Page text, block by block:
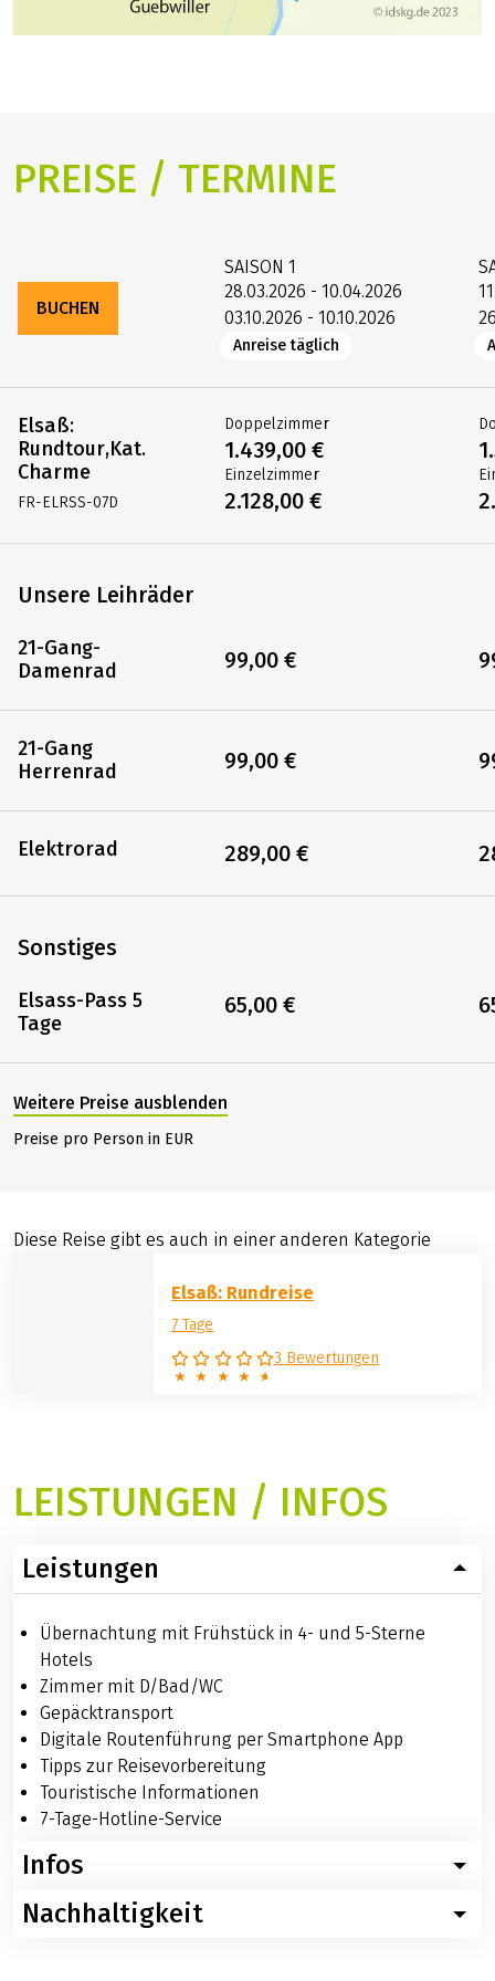
PREISE / TERMINE
BUCHEN
Elsaß:
Rundtour,Kat.
Charme
FR-ELRSS-07D
Unsere Leihräder
21-Gang-
Damenrad
21-Gang
Herrenrad
Elektrorad
Sonstiges
Elsass-Pass 5
Tage
SAISON 1
28.03.2026 - 10.04.2026
03.10.2026 - 10.10.2026
Anreise täglich
Doppelzimmer
1.439,00 €
Einzelzimmer
2.128,00 €
99,00 €
99,00 €
289,00 €
65,00 €
Weitere Preise ausblenden
Preise pro Person in EUR
Diese Reise gibt es auch in einer anderen Kategorie
Elsaß: Rundreise
7 Tage
3 Bewertungen
LEISTUNGEN / INFOS
Leistungen
Übernachtung mit Frühstück in 4- und 5-Sterne
Hotels
Zimmer mit D/Bad/WC
Gepäcktransport
Digitale Routenführung per Smartphone App
Tipps zur Reisevorbereitung
Touristische Informationen
7-Tage-Hotline-Service
Infos
Wissenswertes zur Elsass Rundtour mit Charme-Hotels
Nachhaltigkeit